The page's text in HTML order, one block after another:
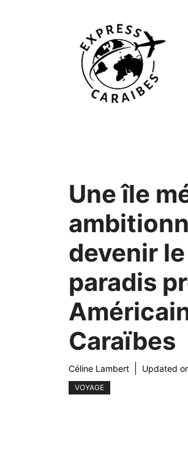
Une île
devenir
paradis
Caraïbes
Céline Lambert Updated
VOYAGE